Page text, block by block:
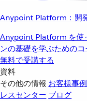
Anypoint Platform：開
Anypoint Platform を使
ンの基礎を学ぶためのコ
無料で受講する
資料
その他の情報 お客様事例
レスセンター ブログ